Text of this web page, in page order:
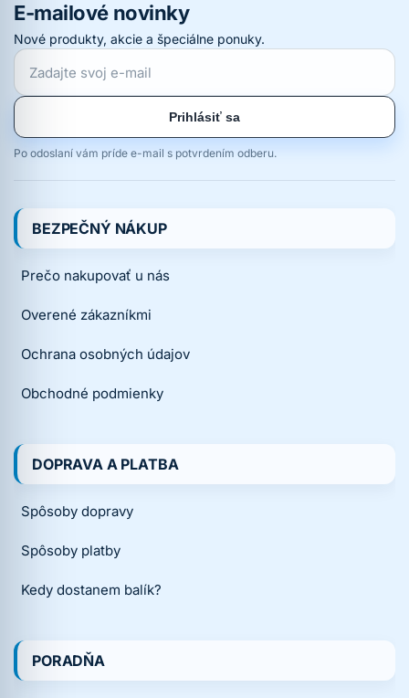
E-mailové novinky
Nové produkty, akcie a špeciálne ponuky.
Prihlásiť sa
Po odoslaní vám príde e-mail s potvrdením odberu.
BEZPEČNÝ NÁKUP
Prečo nakupovať u nás
Overené zákazníkmi
Ochrana osobných údajov
Obchodné podmienky
DOPRAVA A PLATBA
Spôsoby dopravy
Spôsoby platby
Kedy dostanem balík?
PORADŇA